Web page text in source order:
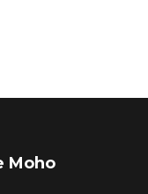
Moho